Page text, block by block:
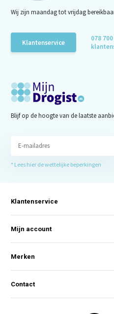
Wij zijn maandag tot vrijdag
Klantenservice
078
Blijf op de hoogte van de laatste
* Lees hier de wettelijke beperkingen
Klantenservice
Mijn account
Merken
Contact